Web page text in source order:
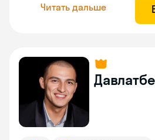
Читать дальше